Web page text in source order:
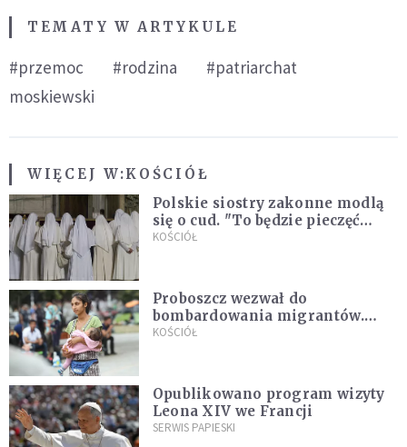
TEMATY W ARTYKULE
#przemoc #rodzina
#patriarchat
moskiewski
WIĘCEJ W:KOŚCIÓŁ
Polskie siostry zakonne modlą
się o cud. "To będzie pieczęć
Pana Boga dla naszej wiary"
KOŚCIÓŁ
Proboszcz wezwał do
bombardowania migrantów.
"Masowy ogień przeciwko
KOŚCIÓŁ
Opublikowano program wizyty
Leona XIV we Francji
SERWIS PAPIESKI